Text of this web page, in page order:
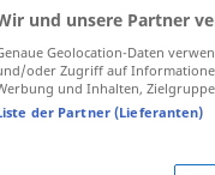
und unsere Partner
Geolocation-Daten
oder Zugriff auf
und Inhalten,
der Partner (Lieferanten)